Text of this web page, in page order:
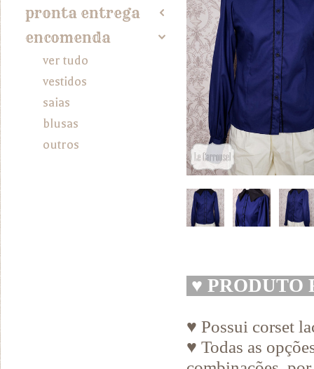
pronta entrega 2
encomenda 4
ver tudo
vestidos
saias
blusas
outros
♥ PRODUTO
♥ Possui corset
♥ Todas as